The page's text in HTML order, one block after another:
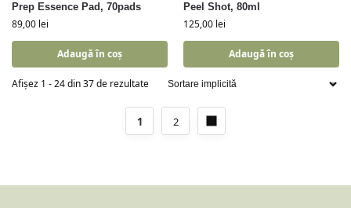
Prep Essence Pad, 70pads
89,00 lei
Adaugă în coș
Peel Shot, 80ml
125,00 lei
Adaugă în coș
Afișez 1 - 24 din 37 de rezultate
1 2